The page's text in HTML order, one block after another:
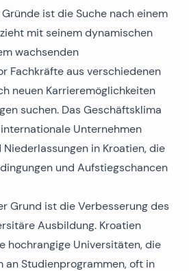
ist die Suche nach einem
mit seinem dynamischen
wachsenden
Fachkräfte aus verschiedenen
neuen Karrieremöglichkeiten
suchen. Das Geschäftsklima
Unternehmen
in Kroatien, die
und Aufstiegschancen
Grund ist die Verbesserung des
Ausbildung. Kroatien
hochrangige Universitäten, die
an Studienprogrammen, oft in